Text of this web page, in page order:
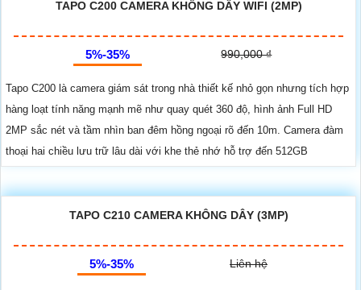
TAPO C200 CAMERA KHÔNG DÂY WIFI (2MP)
5%-35% 990,000 ₫
Tapo C200 là camera giám sát trong nhà thiết kế nhỏ gọn nhưng tích hợp
hàng loạt tính năng mạnh mẽ như quay quét 360 độ, hình ảnh Full HD
2MP sắc nét và tầm nhìn ban đêm hồng ngoại rõ đến 10m. Camera đàm
thoại hai chiều lưu trữ lâu dài với khe thẻ nhớ hỗ trợ đến 512GB
TAPO C210 CAMERA KHÔNG DÂY (3MP)
5%-35% Liên hệ